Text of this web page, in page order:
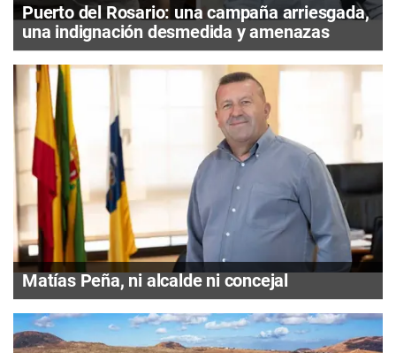
Puerto del Rosario: una campaña arriesgada,
una indignación desmedida y amenazas
Matías Peña, ni alcalde ni concejal